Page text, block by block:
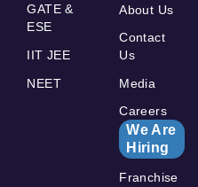
GATE &
ESE
IIT JEE
NEET
About Us
Contact
Us
Media
Careers
We Are
Hiring
Franchise